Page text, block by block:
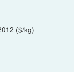
($/kg)